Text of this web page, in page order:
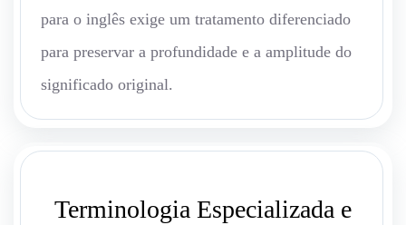
para o inglês exige um tratamento diferenciado
para preservar a profundidade e a amplitude do
significado original.
Terminologia Especializada e